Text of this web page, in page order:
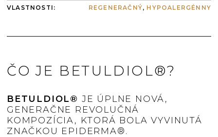
VLASTNOSTI : REGENERAČNÝ, HYPOALERGÉNNY
ČO JE BETULDIOL®?
BETULDIOL® JE ÚPLNE NOVÁ,
GENERAČNE REVOLUČNÁ
KOMPOZÍCIA, KTORÁ BOLA VYVINUTÁ
ZNAČKOU EPIDERMA®.